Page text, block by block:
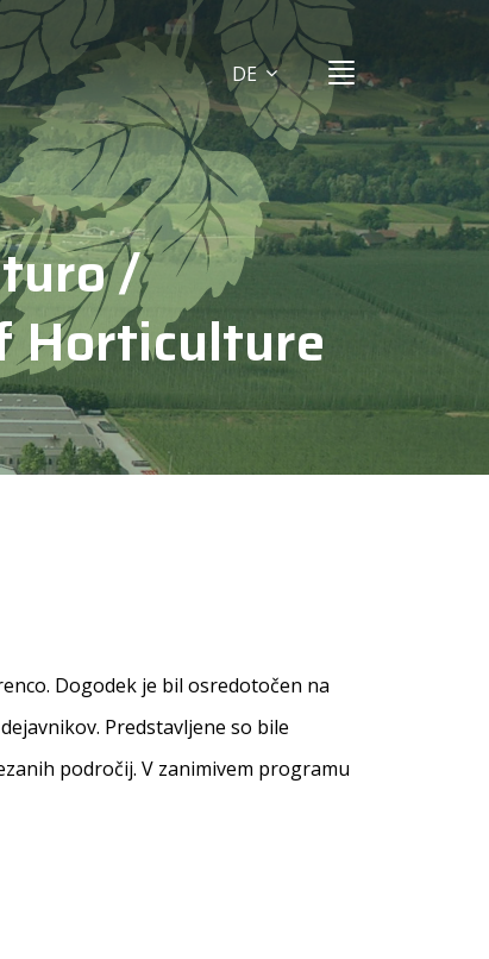
DE
/
Horticulture
Dogodek je bil osredotočen na
Predstavljene so bile
področij. V zanimivem programu